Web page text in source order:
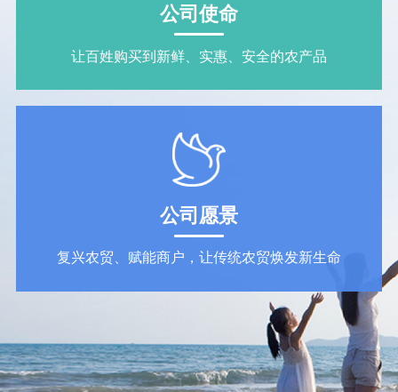
公司使命
让百姓购买到新鲜、实惠、安全的农产品
公司愿景
复兴农贸、赋能商户，让传统农贸焕发新生命